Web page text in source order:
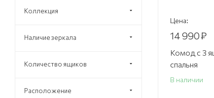
Цена:
14 990₽
Комод с 3
спальня
В наличии
Коллекция
Наличие зеркала
Количество ящиков
Расположение